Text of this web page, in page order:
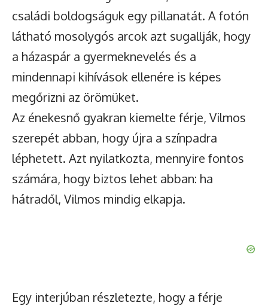
családi boldogságuk egy pillanatát. A fotón
látható mosolygós arcok azt sugallják, hogy
a házaspár a gyermeknevelés és a
mindennapi kihívások ellenére is képes
megőrizni az örömüket.
Az énekesnő gyakran kiemelte férje, Vilmos
szerepét abban, hogy újra a színpadra
léphetett. Azt nyilatkozta, mennyire fontos
számára, hogy biztos lehet abban: ha
hátradől, Vilmos mindig elkapja.
Egy interjúban részletezte, hogy a férje